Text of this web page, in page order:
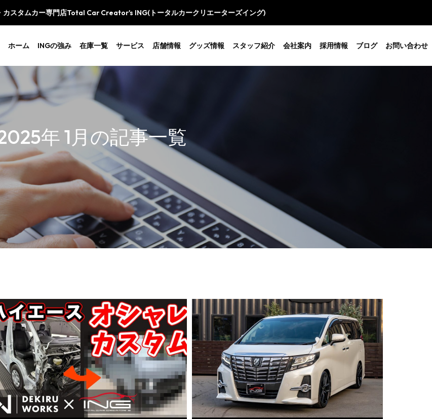
カスタムカー専門店Total Car Creator's ING(トータルカークリエーターズイング)
ホーム INGの強み 在庫一覧 サービス 店舗情報 グッズ情報 スタッフ紹介 会社案内 採用情報 ブログ お問い合わせ
年 1月の記事一覧